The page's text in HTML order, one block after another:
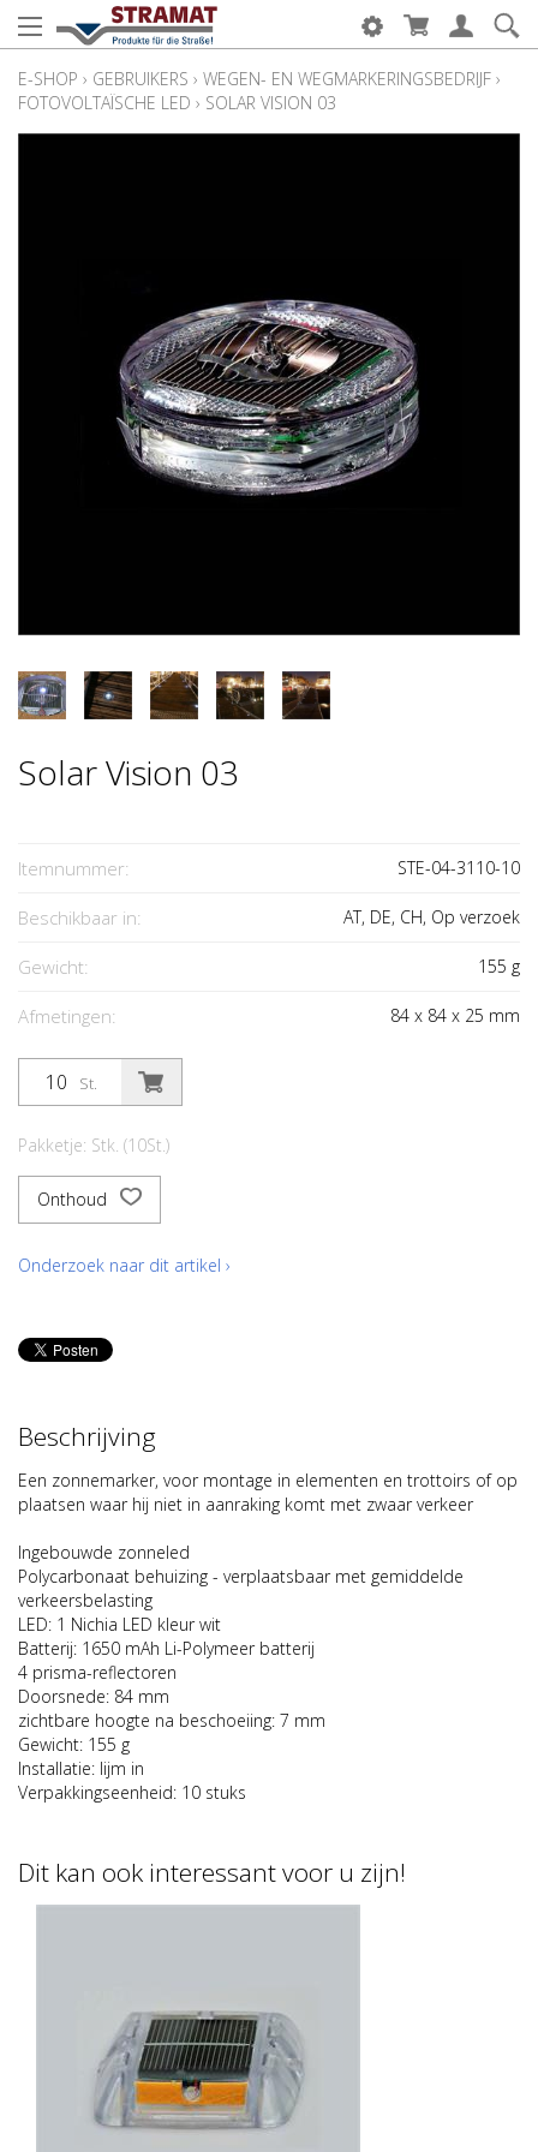
E-SHOP › GEBRUIKERS › WEGEN- EN WEGMARKERINGSBEDRIJF ›
FOTOVOLTAÏSCHE LED › SOLAR VISION 03
Solar Vision 03
Itemnummer: STE-04-3110-10
Beschikbaar in: AT, DE, CH, Op verzoek
Gewicht: 155 g
Afmetingen: 84 x 84 x 25 mm
St.
Pakketje: Stk. (10St.)
Onthoud
Onderzoek naar dit artikel ›
Beschrijving
Een zonnemarker, voor montage in elementen en trottoirs of op
plaatsen waar hij niet in aanraking komt met zwaar verkeer
Ingebouwde zonneled
Polycarbonaat behuizing - verplaatsbaar met gemiddelde
verkeersbelasting
LED: 1 Nichia LED kleur wit
Batterij: 1650 mAh Li-Polymeer batterij
4 prisma-reflectoren
Doorsnede: 84 mm
zichtbare hoogte na beschoeiing: 7 mm
Gewicht: 155 g
Installatie: lijm in
Verpakkingseenheid: 10 stuks
Dit kan ook interessant voor u zijn!